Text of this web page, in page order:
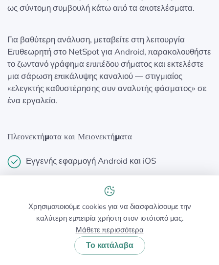
ως σύντομη συμβουλή κάτω από τα αποτελέσματα.
Για βαθύτερη ανάλυση, μεταβείτε στη λειτουργία
Επιθεωρητή στο NetSpot για Android, παρακολουθήστε
το ζωντανό γράφημα επιπέδου σήματος και εκτελέστε
μια σάρωση επικάλυψης καναλιού — στιγμιαίος
«ελεγκτής καθυστέρησης συν αναλυτής φάσματος» σε
ένα εργαλείο.
Πλεονεκτήματα και Μειονεκτήματα
Εγγενής εφαρμογή Android και iOS
Μπορεί να δημιουργήσει χάρτες θερμότητας της
κάλυψης WiFi σας
Πρέπει να εγκατασταθεί πριν από τη χρήση
Χρησιμοποιούμε cookies για να διασφαλίσουμε την
καλύτερη εμπειρία χρήστη στον ιστότοπό μας.
Μάθετε περισσότερα
Το κατάλαβα